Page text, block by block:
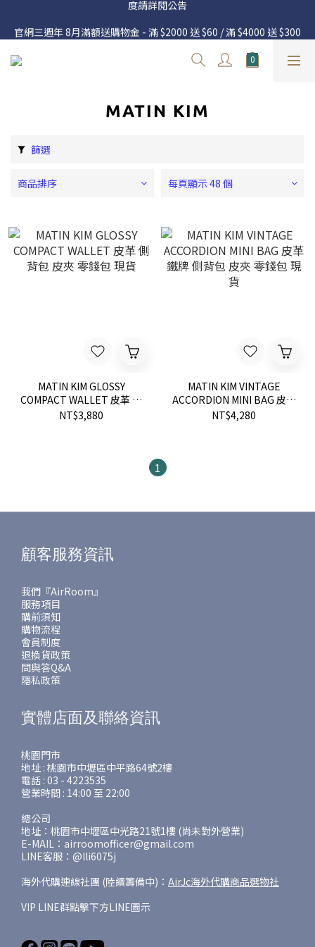
官網三週年 8月滿額送購物金 - 滿 $2000 送 $60 / 滿 $4000 送 $300
/ 滿 $10000 送 $1500
官網三週年 8月滿額送購物金 - 滿 $2000 送 $60 / 滿 $4000 送 $300
/ 滿 $10000 送 $1500
MATIN KIM
篩選
商品排序 每頁顯示 48 個
MATIN KIM GLOSSY
COMPACT WALLET 皮革 側
背包 皮夾 零錢包 現貨
NT$3,880
MATIN KIM VINTAGE
ACCORDION MINI BAG 皮革
鐵牌 側背包 皮夾 零錢包 現
NT$4,280
1
顧客服務資訊
我們『AirRoom』
服務項目
購前須知
購物流程
會員制度
退換貨政策
問與答Q&A
隱私政策
實體店面及聯絡資訊
桃園門市
地址 : 桃園市中壢區中平路64號2樓
電話 : 03 - 4223535
營業時間 : 14:00 至 22:00
總公司
地址：桃園市中壢區中光路21號1樓 (尚未對外營業)
E-MAIL：airroomofficer@gmail.com
LINE客服：@lli6075j
海外代購連線社團 (陸續籌備中)： AirJc海外代購商品選物社
VIP LINE群點擊下方LINE圖示